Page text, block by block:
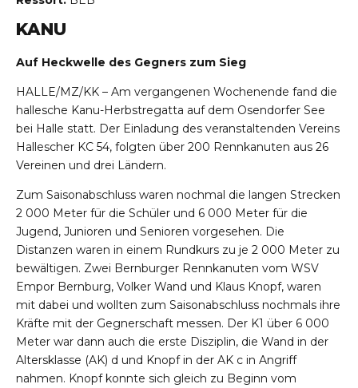
KANU
Auf Heckwelle des Gegners zum Sieg
HALLE/MZ/KK – Am vergangenen Wochenende fand die
hallesche Kanu-Herbstregatta auf dem Osendorfer See
bei Halle statt. Der Einladung des veranstaltenden Vereins
Hallescher KC 54, folgten über 200 Rennkanuten aus 26
Vereinen und drei Ländern.
Zum Saisonabschluss waren nochmal die langen Strecken
2 000 Meter für die Schüler und 6 000 Meter für die
Jugend, Junioren und Senioren vorgesehen. Die
Distanzen waren in einem Rundkurs zu je 2 000 Meter zu
bewältigen. Zwei Bernburger Rennkanuten vom WSV
Empor Bernburg, Volker Wand und Klaus Knopf, waren
mit dabei und wollten zum Saisonabschluss nochmals ihre
Kräfte mit der Gegnerschaft messen. Der K1 über 6 000
Meter war dann auch die erste Disziplin, die Wand in der
Altersklasse (AK) d und Knopf in der AK c in Angriff
nahmen. Knopf konnte sich gleich zu Beginn vom